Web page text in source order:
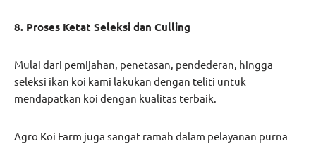
8. Proses Ketat Seleksi dan Culling
Mulai dari pemijahan, penetasan, pendederan, hingga
seleksi ikan koi kami lakukan dengan teliti untuk
mendapatkan koi dengan kualitas terbaik.
Agro Koi Farm juga sangat ramah dalam pelayanan purna